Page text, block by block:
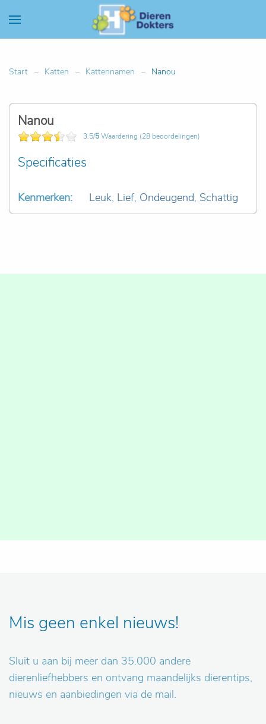
Start Katten Kattennamen Nanou
Nanou
3.5/5Waardering (28 beoordelingen)
Specificaties
Kenmerken: Leuk, Lief, Ondeugend, Schattig
Mis geen enkel nieuws!
Sluit u aan bij meer dan 35.000 andere
dierenliefhebbers en ontvang maandelijks dierentips,
nieuws en aanbiedingen via de mail.